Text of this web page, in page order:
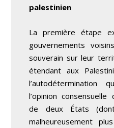
palestinien
La première étape
gouvernements
souverain sur leur
étendant aux
l’autodétermination
l’opinion
de deux États
malheureusement